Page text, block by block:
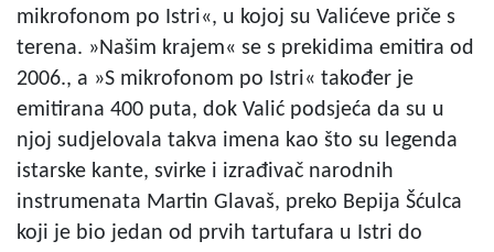
mikrofonom po Istri«, u kojoj su Valićeve priče s
terena. »Našim krajem« se s prekidima emitira od
2006., a »S mikrofonom po Istri« također je
emitirana 400 puta, dok Valić podsjeća da su u
njoj sudjelovala takva imena kao što su legenda
istarske kante, svirke i izrađivač narodnih
instrumenata Martin Glavaš, preko Bepija Šćulca
koji je bio jedan od prvih tartufara u Istri do